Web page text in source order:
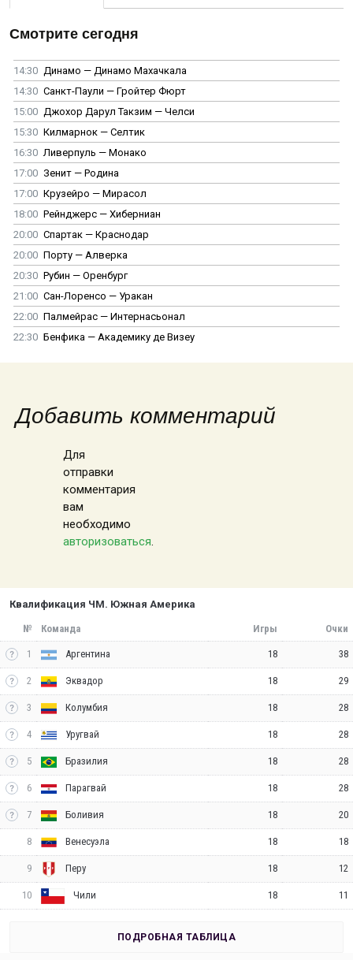
Смотрите сегодня
14:30 Динамо — Динамо Махачкала
14:30 Санкт-Паули — Гройтер Фюрт
15:00 Джохор Дарул Такзим — Челси
15:30 Килмарнок — Селтик
16:30 Ливерпуль — Монако
17:00 Зенит — Родина
17:00 Крузейро — Мирасол
18:00 Рейнджерс — Хиберниан
20:00 Спартак — Краснодар
20:00 Порту — Алверка
20:30 Рубин — Оренбург
21:00 Сан-Лоренсо — Уракан
22:00 Палмейрас — Интернасьонал
22:30 Бенфика — Академику де Визеу
Добавить комментарий
Для
отправки
комментария
вам
необходимо
авторизоваться.
Квалификация ЧМ. Южная Америка
№ Команда Игры Очки
1 Аргентина 18 38
2 Эквадор 18 29
3 Колумбия 18 28
4 Уругвай 18 28
5 Бразилия 18 28
6 Парагвай 18 28
7 Боливия 18 20
8 Венесуэла 18 18
9 Перу 18 12
10 Чили 18 11
ПОДРОБНАЯ ТАБЛИЦА